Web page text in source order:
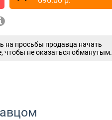
на просьбы продавца начать
чтобы не оказаться обманутым.